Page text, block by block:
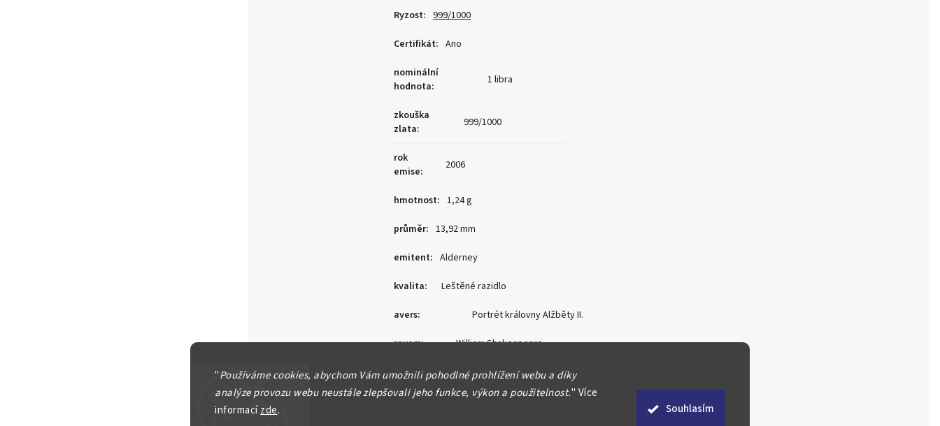
"Používáme cookies, abychom Vám umožnili pohodlné prohlížení webu a díky
analýze provozu webu neustále zlepšovali jeho funkce, výkon a použitelnost." Více
informacízde.
Souhlasím
Ryzost: 999/1000
Certifikát: Ano
nominální
hodnota: 1 libra
zkouška
zlata: 999/1000
rok
emise: 2006
hmotnost: 1,24 g
průměr: 13,92 mm
emitent: Alderney
kvalita: Leštěné razidlo
avers: Portrét královny Alžběty II.
revers: William Shakespeare
Položka byla vyprodána…